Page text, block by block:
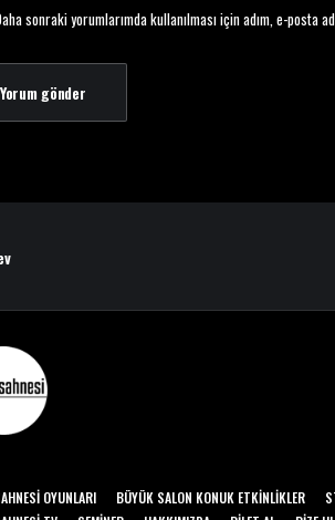
sonraki yorumlarımda kullanılması için adım, e-posta
OYUNLARI BÜYÜK SALON KONUK ETKINLIKLER